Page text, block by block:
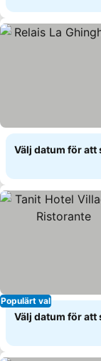
Välj datum för att
Populärt val
Välj datum för att